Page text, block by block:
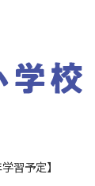
習予定】